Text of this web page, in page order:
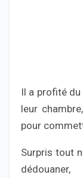
Il a profité
leur
pour
Surpris tout